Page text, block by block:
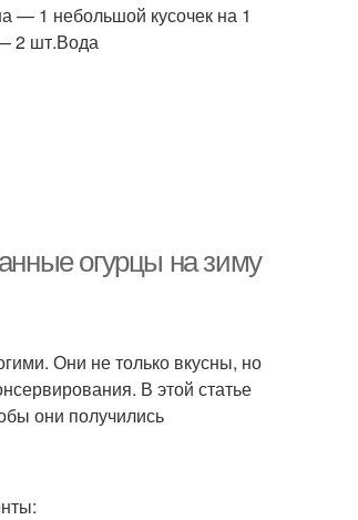
— 1 небольшой кусочек на 1
2 шт.Вода
огурцы на зиму
Они не только вкусны, но
В этой статье
они получились